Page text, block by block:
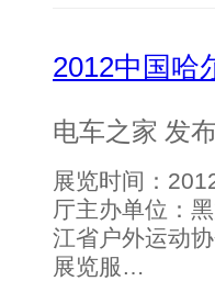
2012中国哈
电车之家 发
展览时间：
厅主办单位：
江省户外运动
展览服…